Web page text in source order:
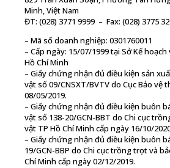
Minh, Việt Nam
ĐT: (028) 3771 9999 – Fax: (028) 3775
– Mã số doanh nghiệp: 0301760011
– Cấp ngày: 15/07/1999 tại Sở Kế
Hồ Chí Minh
– Giấy chứng nhận đủ điều kiện sản
vật số 09/CNSXT/BVTV do Cục Bảo vệ
08/05/2019.
– Giấy chứng nhận đủ điều kiện buôn
vật số 138-20/GCN-BBT do Chi cục
vật TP Hồ Chí Minh cấp ngày 16/10/
– Giấy chứng nhận đủ điều kiện buôn
19/GCN-BBP do Chi cục trồng trọt và
Chí Minh cấp ngày 02/12/2019.